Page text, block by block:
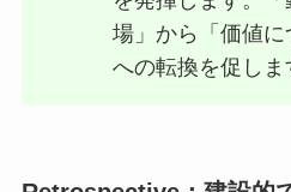
場」から「価値に
への転換を促しま